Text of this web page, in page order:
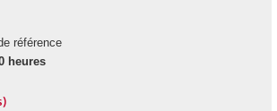
référence
heures